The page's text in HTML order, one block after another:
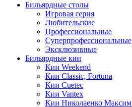
Бильярдные столы
Игровая серия
Любительские
Профессиональные
Суперпрофессиональные
Эксклюзивные
Бильярдные кии
Кии Weekend
Кии Classic, Fortuna
Кии Cuetec
Кии Vantex
Кии Николаенко Максим